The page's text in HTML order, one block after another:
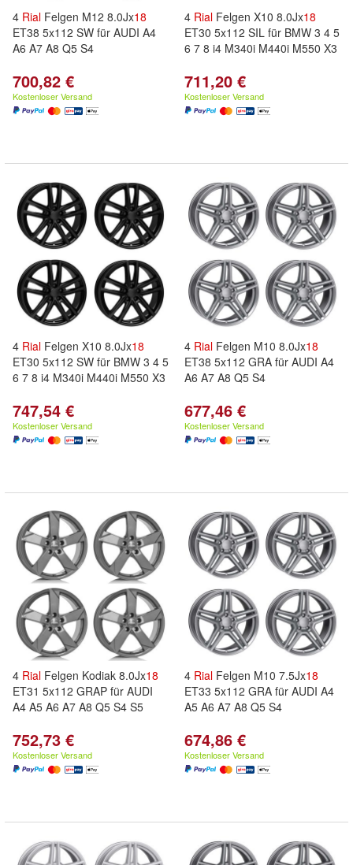
4 Rial Felgen M12 8.0Jx18
ET38 5x112 SW für AUDI A4
A6 A7 A8 Q5 S4
700,82 €
Kostenloser Versand
4 Rial Felgen X10 8.0Jx18
ET30 5x112 SIL für BMW 3 4 5
6 7 8 i4 M340i M440i M550 X3
711,20 €
Kostenloser Versand
4 Rial Felgen X10 8.0Jx18
ET30 5x112 SW für BMW 3 4 5
6 7 8 i4 M340i M440i M550 X3
747,54 €
Kostenloser Versand
4 Rial Felgen M10 8.0Jx18
ET38 5x112 GRA für AUDI A4
A6 A7 A8 Q5 S4
677,46 €
Kostenloser Versand
4 Rial Felgen Kodiak 8.0Jx18
ET31 5x112 GRAP für AUDI
A4 A5 A6 A7 A8 Q5 S4 S5
752,73 €
Kostenloser Versand
4 Rial Felgen M10 7.5Jx18
ET33 5x112 GRA für AUDI A4
A5 A6 A7 A8 Q5 S4
674,86 €
Kostenloser Versand